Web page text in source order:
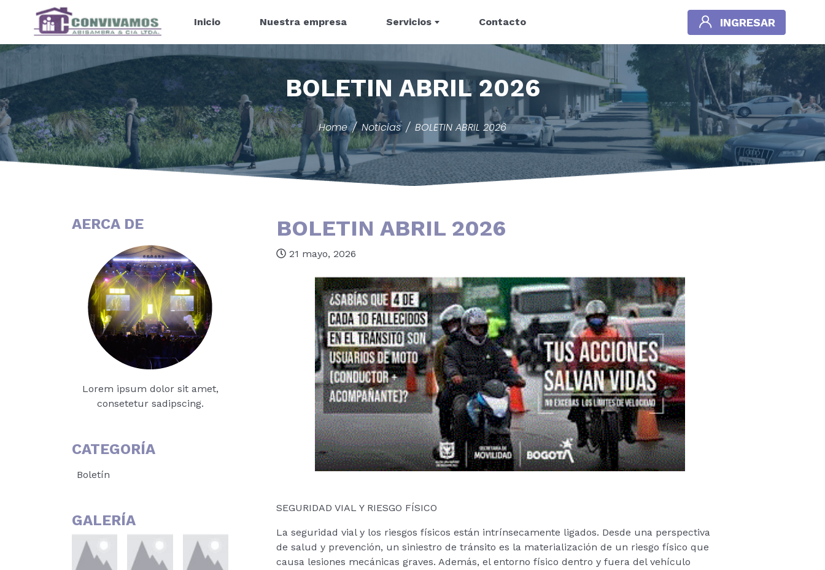
Inicio Nuestra empresa Servicios Contacto INGRESAR
BOLETIN ABRIL 2026
Home Noticias BOLETIN ABRIL 2026
AERCA DE
Lorem ipsum dolor sit amet,
consetetur sadipscing.
CATEGORÍA
Boletín
GALERÍA
BOLETIN ABRIL 2026
21 mayo, 2026
SEGURIDAD VIAL Y RIESGO FÍSICO
La seguridad vial y los riesgos físicos están intrínsecamente ligados. Desde una perspectiva
de salud y prevención, un siniestro de tránsito es la materialización de un riesgo físico que
causa lesiones mecánicas graves. Además, el entorno físico dentro y fuera del vehículo